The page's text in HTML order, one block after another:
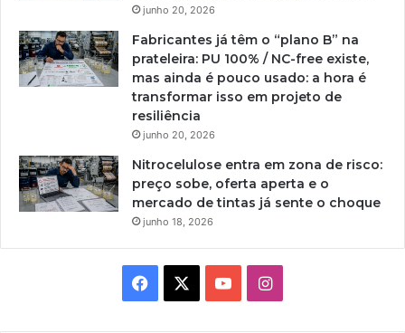
junho 20, 2026
Fabricantes já têm o “plano B” na
prateleira: PU 100% / NC-free existe,
mas ainda é pouco usado: a hora é
transformar isso em projeto de
resiliência
junho 20, 2026
Nitrocelulose entra em zona de risco:
preço sobe, oferta aperta e o
mercado de tintas já sente o choque
junho 18, 2026
Facebook YouTubeInstagram